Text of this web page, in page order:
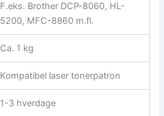
F.eks. Brother DCP-8060, HL-
5200, MFC-8860 m.fl.
Ca. 1 kg
Kompatibel laser tonerpatron
1-3 hverdage